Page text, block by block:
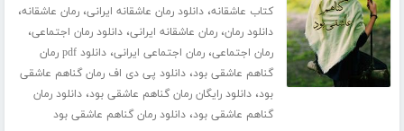
کتاب عاشقانه،دانلود رمان عاشقانه ایرانی،رمان عاشقانه،
دانلود رمان،رمان عاشقانه ایرانی،دانلود رمان اجتماعی،
رمان اجتماعی،رمان اجتماعی ایرانی،
دانلود pdf رمان
گناهم عاشقی بود،دانلود پی دی اف رمان گناهم عاشقی
بود،دانلود رایگان رمان گناهم عاشقی بود،دانلود رمان
گناهم عاشقی بود،دانلود رمان گناهم عاشقی بود